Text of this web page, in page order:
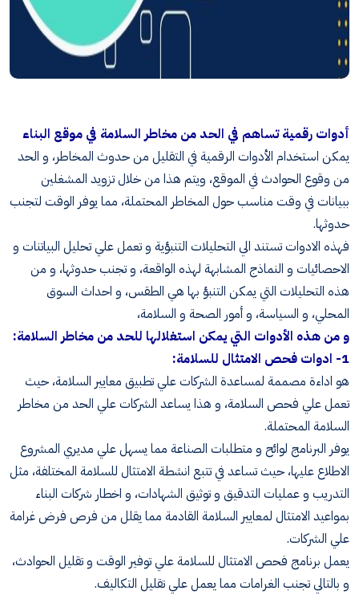
أدوات رقمية تساهم في الحد من مخاطر السلامة في موقع البناء
يمكن استخدام الأدوات الرقمية في التقليل من حدوث المخاطر، و الحد
من وقوع الحوادث في الموقع، ويتم هذا من خلال تزويد المشغلين
ببيانات في وقت مناسب حول المخاطر المحتملة، مما يوفر الوقت لتجنب
حدوثها.
فهذه الادوات تستند الي التحليلات التنبؤية و تعمل علي تحليل البياتنات و
الاحصائيات و النماذج المشابهة لهذه الواقعة، و تجنب حدوثها، و من
هذه التحليلات التي يمكن التنبؤ بها هي الطقس، و احداث السوق
المحلي، و السياسة، و أمور الصحة و السلامة،
و من هذه الأدوات التي يمكن استغلالها للحد من مخاطر السلامة:
1- ادوات فحص الامتثال للسلامة:
هو اداءة مصممة لمساعدة الشركات علي تطبيق معايير السلامة، حيث
تعمل علي فحص السلامة، و هذا يساعد الشركات علي الحد من مخاطر
السلامة المحتملة.
يوفر البرنامج لوائح و متطلبات الصناعة مما يسهل علي مديري المشروع
الاطلاع عليها، حيث تساعد في تتبع انشطة الامتثال للسلامة المختلفة، مثل
التدريب و عمليات التدقيق و توثيق الشهادات، و اخطار شركات البناء
بمواعيد الامتثال لمعايير السلامة القادمة مما يقلل من فرص فرض غرامة
علي الشركات.
يعمل برنامج فحص الامتثال للسلامة علي توفير الوقت و تقليل الحوادث،
و بالتالي تجنب الغرامات مما يعمل علي تقليل التكاليف.